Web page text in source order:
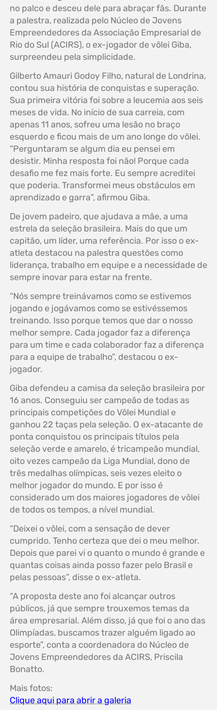
no palco e desceu dele para abraçar fãs. Durante
a palestra, realizada pelo Núcleo de Jovens
Empreendedores da Associação Empresarial de
Rio do Sul (ACIRS), o ex-jogador de vôlei Giba,
surpreendeu pela simplicidade.
Gilberto Amauri Godoy Filho, natural de Londrina,
contou sua história de conquistas e superação.
Sua primeira vitória foi sobre a leucemia aos seis
meses de vida. No início de sua carreia, com
apenas 11 anos, sofreu uma lesão no braço
esquerdo e ficou mais de um ano longe do vôlei.
“Perguntaram se algum dia eu pensei em
desistir. Minha resposta foi não! Porque cada
desafio me fez mais forte. Eu sempre acreditei
que poderia. Transformei meus obstáculos em
aprendizado e garra”, afirmou Giba.
De jovem padeiro, que ajudava a mãe, a uma
estrela da seleção brasileira. Mais do que um
capitão, um líder, uma referência. Por isso o ex-
atleta destacou na palestra questões como
liderança, trabalho em equipe e a necessidade de
sempre inovar para estar na frente.
“Nós sempre treinávamos como se estivemos
jogando e jogávamos como se estivéssemos
treinando. Isso porque temos que dar o nosso
melhor sempre. Cada jogador faz a diferença
para um time e cada colaborador faz a diferença
para a equipe de trabalho”, destacou o ex-
jogador.
Giba defendeu a camisa da seleção brasileira por
16 anos. Conseguiu ser campeão de todas as
principais competições do Vôlei Mundial e
ganhou 22 taças pela seleção. O ex-atacante de
ponta conquistou os principais títulos pela
seleção verde e amarelo, é tricampeão mundial,
oito vezes campeão da Liga Mundial, dono de
três medalhas olímpicas, seis vezes eleito o
melhor jogador do mundo. E por isso é
considerado um dos maiores jogadores de vôlei
de todos os tempos, a nível mundial.
“Deixei o vôlei, com a sensação de dever
cumprido. Tenho certeza que dei o meu melhor.
Depois que parei vi o quanto o mundo é grande e
quantas coisas ainda posso fazer pelo Brasil e
pelas pessoas”, disse o ex-atleta.
“A proposta deste ano foi alcançar outros
públicos, já que sempre trouxemos temas da
área empresarial. Além disso, já que foi o ano das
Olimpíadas, buscamos trazer alguém ligado ao
esporte”, conta a coordenadora do Núcleo de
Jovens Empreendedores da ACIRS, Priscila
Bonatto.
Mais fotos:
Clique aqui para abrir a galeria